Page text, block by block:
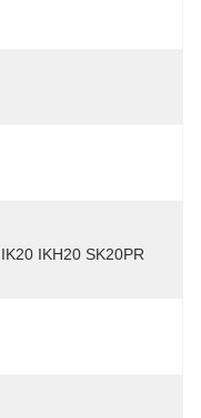
IKH20 SK20PR